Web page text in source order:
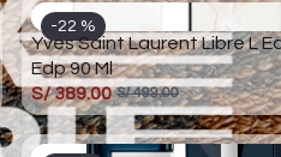
-22 %
Yves Saint Laurent Libre L
Edp 90 Ml
S/ 389.00 S/ 499.00